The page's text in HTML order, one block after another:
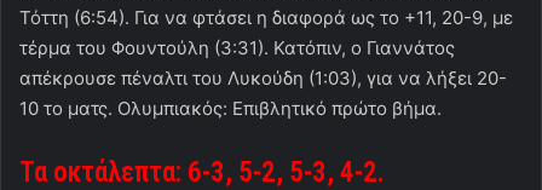
Τόττη (6:54). Για να φτάσει η διαφορά ως το +11, 20-9, με
τέρμα του Φουντούλη (3:31). Κατόπιν, ο Γιαννάτος
απέκρουσε πέναλτι του Λυκούδη (1:03), για να λήξει 20-
10 το ματς. Ολυμπιακός: Επιβλητικό πρώτο βήμα.
Τα οκτάλεπτα: 6-3, 5-2, 5-3, 4-2.